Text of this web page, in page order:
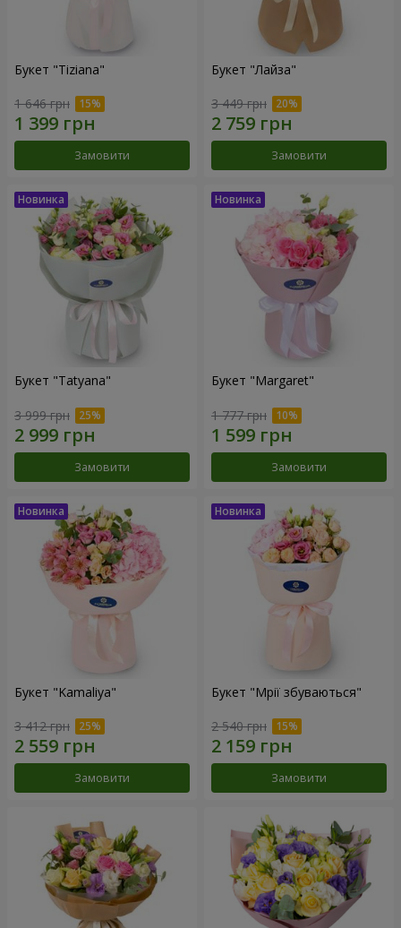
Букет "Tiziana"
1 646 грн
Замовити
Букет "Лайза"
3 449 грн
Замовити
Букет "Tatyana"
3 999 грн
Замовити
Букет "Margaret"
1 777 грн
Замовити
Букет "Kamaliya"
3 412 грн
Замовити
Букет "Мрії збуваються"
2 540 грн
Замовити